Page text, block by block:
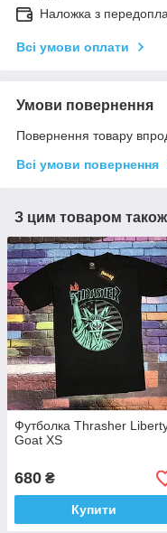
Наложка з
Всі умови оплати
Умови повернення
Повернення товару
Всі умови повернення
З цим товаром
Футболка Thrasher
Goat XS
680 ₴
Купити